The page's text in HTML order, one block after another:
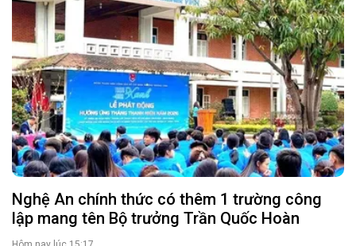
Nghệ An chính thức có thêm 1 trường công
lập mang tên Bộ trưởng Trần Quốc Hoàn